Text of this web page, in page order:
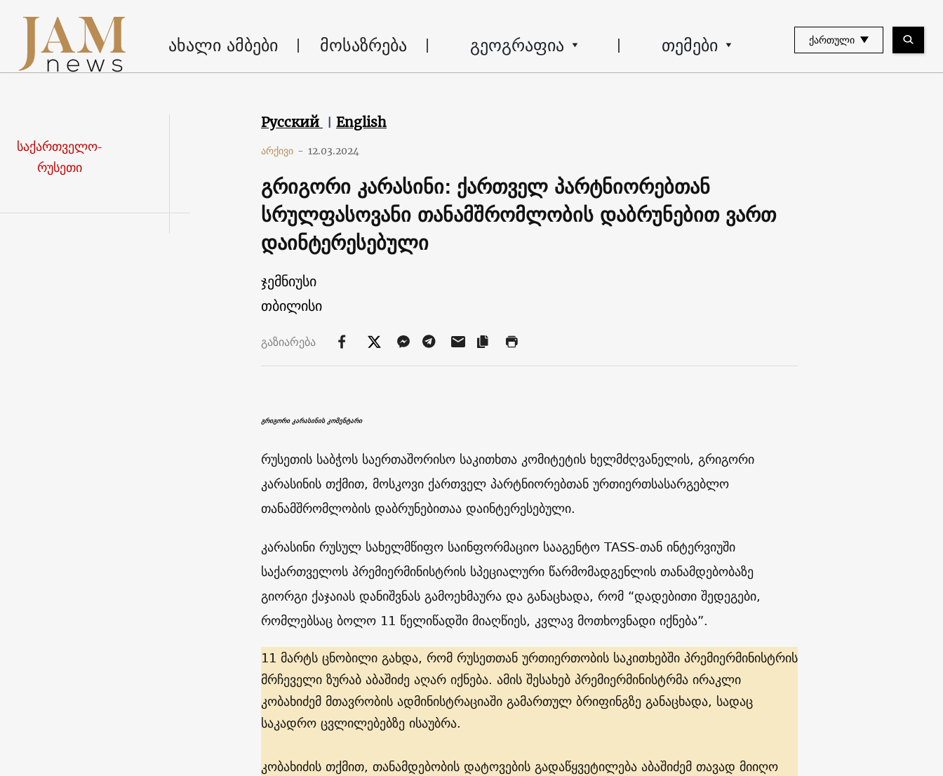
ახალი ამბები მოსაზრება გეოგრაფია თემები ᲥᲐᲠᲗᲣᲚᲘ
საქართველო-
რუსეთი
Русский English
არქივი - 12.03.2024
გრიგორი კარასინი: ქართველ პარტნიორებთან
სრულფასოვანი თანამშრომლობის დაბრუნებით ვართ
დაინტერესებული
ჯემნიუსი
თბილისი
გაზიარება
გრიგორი კარასინის კომენტარი
რუსეთის საბჭოს საერთაშორისო საკითხთა კომიტეტის ხელმძღვანელის, გრიგორი
კარასინის თქმით, მოსკოვი ქართველ პარტნიორებთან ურთიერთსასარგებლო
თანამშრომლობის დაბრუნებითაა დაინტერესებული.
კარასინი რუსულ სახელმწიფო საინფორმაციო სააგენტო TASS-თან ინტერვიუში
საქართველოს პრემიერმინისტრის სპეციალური წარმომადგენლის თანამდებობაზე
გიორგი ქაჯაიას დანიშვნას გამოეხმაურა და განაცხადა, რომ “დადებითი შედეგები,
რომლებსაც ბოლო 11 წელიწადში მიაღწიეს, კვლავ მოთხოვნადი იქნება”.
11 მარტს ცნობილი გახდა, რომ რუსეთთან ურთიერთობის საკითხებში პრემიერმინისტრის
მრჩეველი ზურაბ აბაშიძე აღარ იქნება. ამის შესახებ პრემიერმინისტრმა ირაკლი
კობახიძემ მთავრობის ადმინისტრაციაში გამართულ ბრიფინგზე განაცხადა, სადაც
საკადრო ცვლილებებზე ისაუბრა.
კობახიძის თქმით, თანამდებობის დატოვების გადაწყვეტილება აბაშიძემ თავად მიიღო